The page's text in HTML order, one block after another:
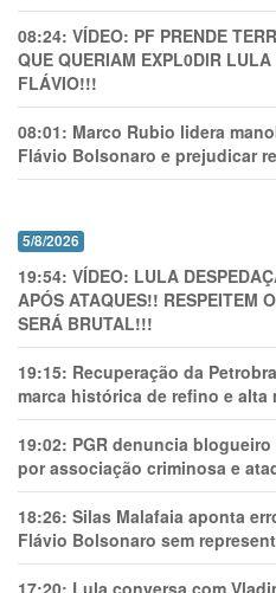
08:24: VÍDEO: PF PRENDE
QUE QUERIAM EXPL0DlR
FLÁVIO!!!
08:01: Marco Rubio lidera
Flávio Bolsonaro e prejudicar
5/8/2026
19:54: VÍDEO: LULA
APÓS ATAQUES!! RESPEITEM
SERÁ BRUTAL!!!
19:15: Recuperação da
marca histórica de refino e
19:02: PGR denuncia
por associação criminosa e
18:26: Silas Malafaia aponta
Flávio Bolsonaro sem
17:20: Lula conversa com